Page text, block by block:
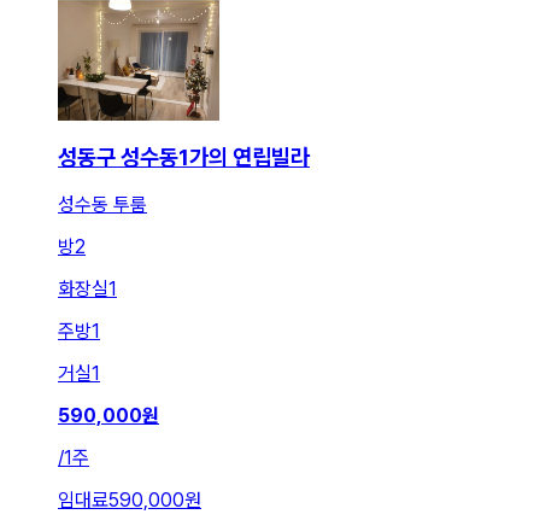
성동구 성수동1가의 연립빌라
성수동 투룸
방2
화장실1
주방1
거실1
590,000원
/1주
임대료590,000원